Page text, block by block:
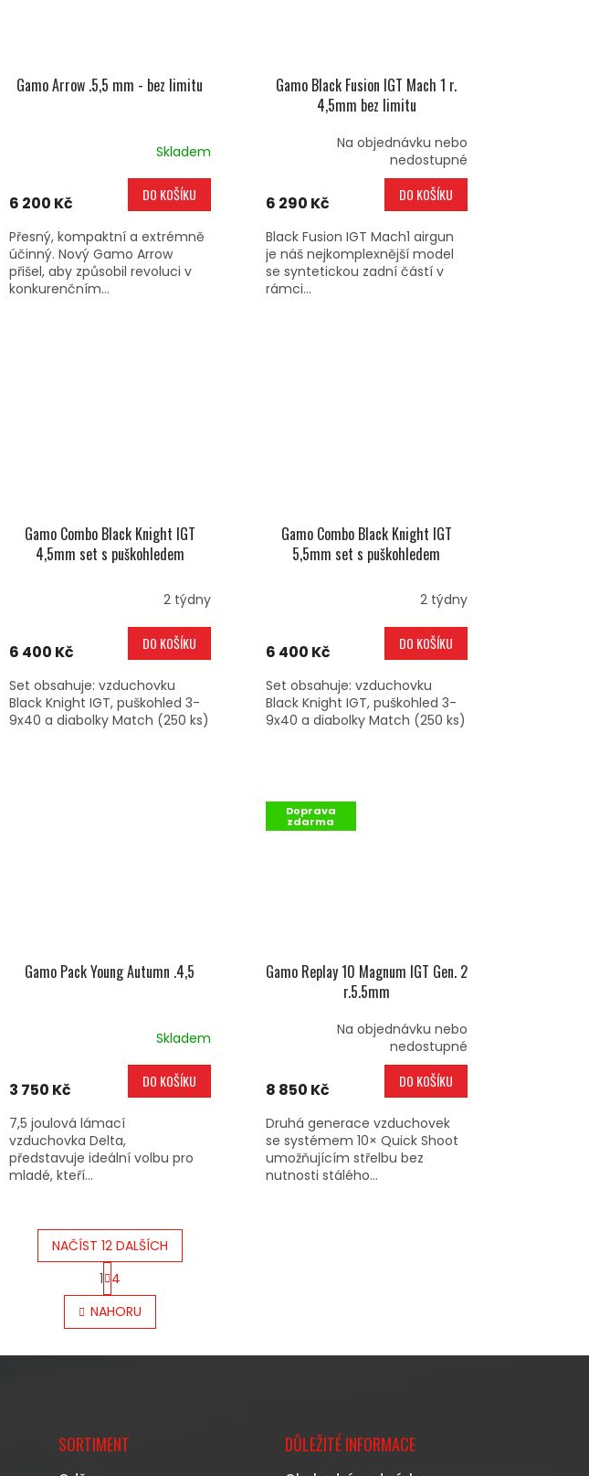
Gamo Arrow .5,5 mm - bez limitu
Skladem
6 200 Kč DO KOŠÍKU
Přesný, kompaktní a extrémně
účinný. Nový Gamo Arrow
přišel, aby způsobil revoluci v
konkurenčním...
Gamo Black Fusion IGT Mach 1 r.
4,5mm bez limitu
Na objednávku nebo
nedostupné
6 290 Kč DO KOŠÍKU
Black Fusion IGT Mach1 airgun
je náš nejkomplexnější model
se syntetickou zadní částí v
rámci...
Gamo Combo Black Knight IGT
4,5mm set s puškohledem
2 týdny
6 400 Kč DO KOŠÍKU
Set obsahuje: vzduchovku
Black Knight IGT, puškohled 3-
9x40 a diabolky Match (250 ks)
Gamo Combo Black Knight IGT
5,5mm set s puškohledem
2 týdny
6 400 Kč DO KOŠÍKU
Set obsahuje: vzduchovku
Black Knight IGT, puškohled 3-
9x40 a diabolky Match (250 ks)
Gamo Pack Young Autumn .4,5
Skladem
3 750 Kč DO KOŠÍKU
7,5 joulová lámací
vzduchovka Delta,
představuje ideální volbu pro
mladé, kteří...
Doprava
zdarma
Gamo Replay 10 Magnum IGT Gen. 2
r.5.5mm
Na objednávku nebo
nedostupné
8 850 Kč DO KOŠÍKU
Druhá generace vzduchovek
se systémem 10× Quick Shoot
umožňujícím střelbu bez
nutnosti stálého...
O
V
L
D
R
NAČÍST 12 DALŠÍCH
S
T
R
Á
N
O
1 4
NAHORU
SORTIMENT DŮLEŽITÉ INFORMACE